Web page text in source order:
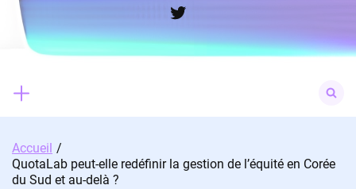
Twitter
for:
Accueil
QuotaLab peut-elle redéfinir la gestion de l’équité en Corée
du Sud et au-delà ?